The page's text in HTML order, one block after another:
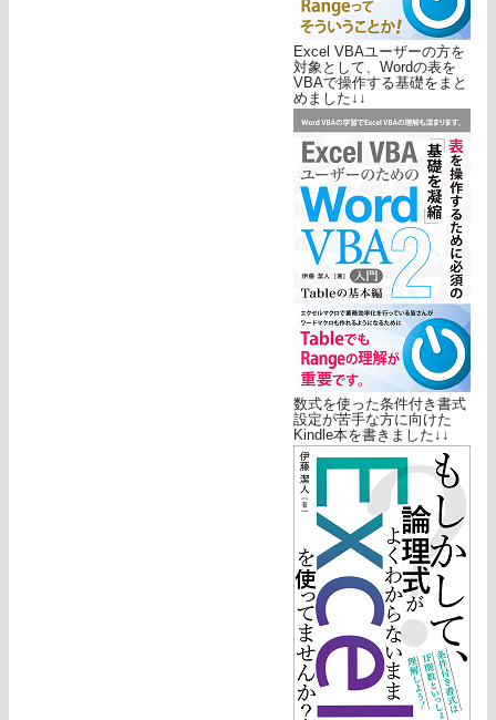
Excel VBAユーザーの方を
対象として、Wordの表を
VBAで操作する基礎をまと
めました↓↓
数式を使った条件付き書式
設定が苦手な方に向けた
Kindle本を書きました↓↓